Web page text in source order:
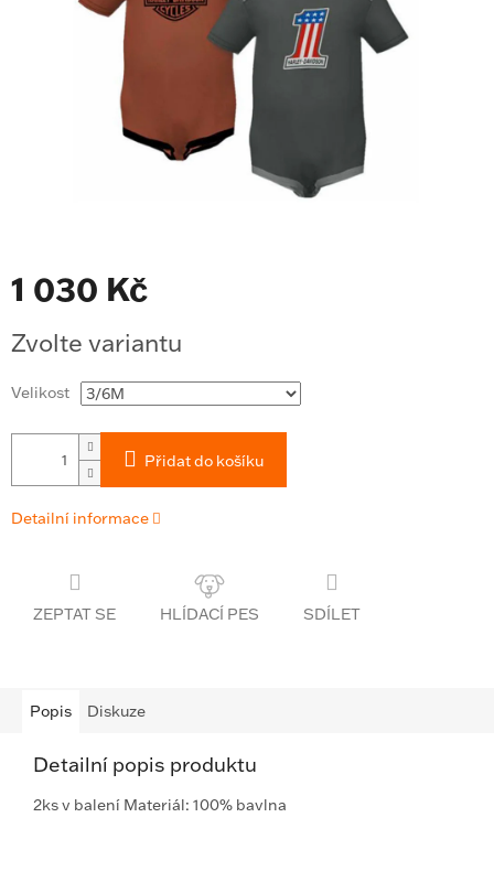
1 030 Kč
cena:
Zvolte variantu
Velikost
Přidat do košíku
Detailní informace
ZEPTAT SE SDÍLET
Popis Diskuze
Detailní popis produktu
2ks v balení Materiál: 100% bavlna